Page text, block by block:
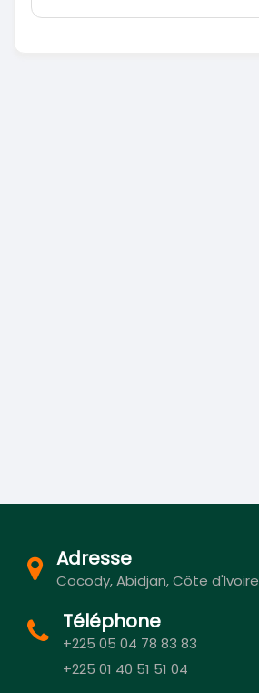
Adresse
Cocody, Abidjan, Côte d'Ivoire
Téléphone
+225 05 04 78 83 83
+225 01 40 51 51 04